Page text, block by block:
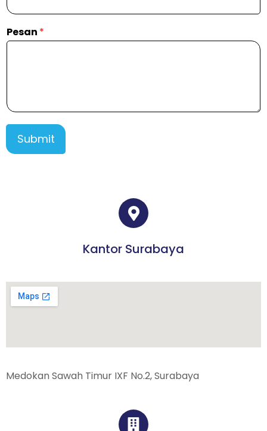
Pesan *
Submit
Kantor Surabaya
Medokan Sawah Timur IXF No.2, Surabaya